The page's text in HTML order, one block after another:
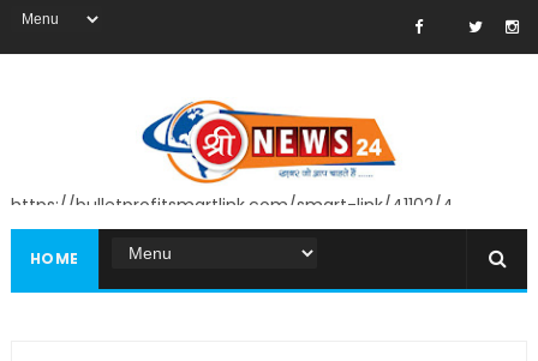
https://bulletprofitsmartlink.com/smart-link/41102/4
HOME